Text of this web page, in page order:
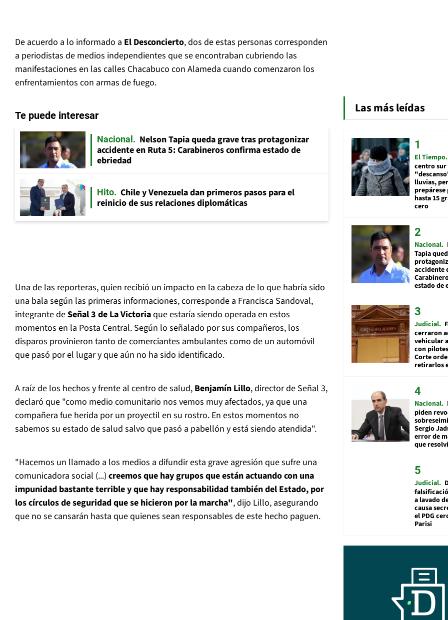
De acuerdo a lo informado a El Desconcierto, dos de estas personas corresponden
a periodistas de medios independientes que se encontraban cubriendo las
manifestaciones en las calles Chacabuco con Alameda cuando comenzaron los
enfrentamientos con armas de fuego.
Te puede interesar
Nacional
Nelson Tapia queda grave tras protagonizar
accidente en Ruta 5: Carabineros confirma estado de
ebriedad
Hito
Chile y Venezuela dan primeros pasos para el
reinicio de sus relaciones diplomáticas
Una de las reporteras, quien recibió un impacto en la cabeza de lo que habría sido
una bala según las primeras informaciones, corresponde a Francisca Sandoval,
integrante deSeñal 3 de La Victoriaque estaría siendo operada en estos
momentos en la Posta Central. Según lo señalado por sus compañeros, los
disparos provinieron tanto de comerciantes ambulantes como de un automóvil
que pasó por el lugar y que aún no ha sido identificado.
A raíz de los hechos y frente al centro de salud, Benjamín Lillo, director de Señal 3,
declaró que "como medio comunitario nos vemos muy afectados, ya que una
compañera fue herida por un proyectil en su rostro. En estos momentos no
sabemos su estado de salud salvo que pasó a pabellón y está siendo atendida".
"Hacemos un llamado a los medios a difundir esta grave agresión que sufre una
comunicadora social (...) creemos que hay grupos que están actuando con una
impunidad bastante terrible y que hay responsabilidad también del Estado, por
los círculos de seguridad que se hicieron por la marcha", dijo Lillo, asegurando
que no se cansarán hasta que quienes sean responsables de este hecho paguen.
Las más leídas
El Tiempo
centro
lluvias,
hasta 15
cero
Nacional
Tapia
accidente
estado de
Judicial
cerraron
vehicular
con
Corte
retirarlos
Nacional
piden
Sergio
error de
que
Judicial
a lavado
causa
el PDG
Parisi